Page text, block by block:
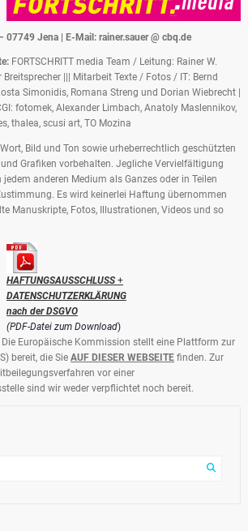
07749 Jena | E-Mail: rainer.sauer @ cbq.de
FORTSCHRITT media Team / Leitung: Rainer W.
Breitsprecher ||| Mitarbeit Texte / Fotos / IT: Bernd
Simonidis, Romana Streng und Dorian Wiebrecht |
fotomek, Alexander Limbach, Anatoly Maslennikov,
thalea, scusi art, TO Mozina
Bild und Ton sowie urheberrechtlich geschützten
Grafiken vorbehalten. Jegliche Vervielfältigung
anderen Medium als Ganzes oder in Teilen
Es wird keinerlei Haftung übernommen
Manuskripte, Fotos, Illustrationen, Videos und so
HAFTUNGSAUSSCHLUSS +
DATENSCHUTZERKLÄRUNG
nach der DSGVO
(PDF-Datei zum Download)
Die Europäische Kommission stellt eine Plattform zur
bereit, die Sie AUF DIESER WEBSEITE finden. Zur
vor einer
sind wir weder verpflichtet noch bereit.